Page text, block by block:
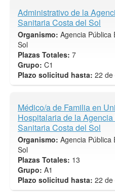
Administrativo de la
Sanitaria Costa del Sol
Organismo: Agencia Pública
Sol
Plazas Totales: 7
Grupo: C1
Plazo solicitud hasta: 22 de
Médico/a de Familia en
Hospitalaria de la
Sanitaria Costa del Sol
Organismo: Agencia Pública
Sol
Plazas Totales: 13
Grupo: A1
Plazo solicitud hasta: 22 de